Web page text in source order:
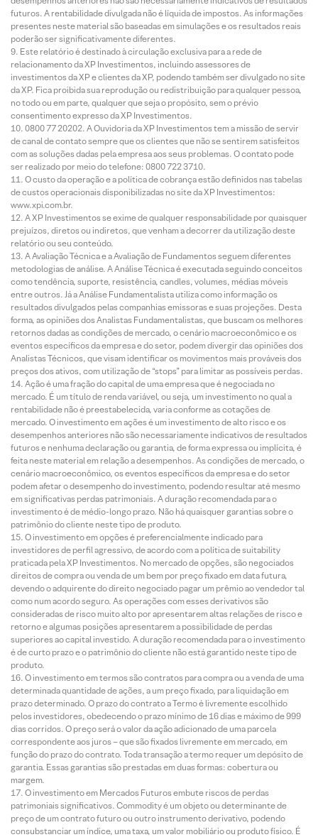
futuros. A rentabilidade divulgada não é líquida de impostos. As informações
presentes neste material são baseadas em simulações e os resultados reais
poderão ser significativamente diferentes.
Este relatório é destinado à circulação exclusiva para a rede de
relacionamento da XP Investimentos, incluindo assessores de
investimentos da XP e clientes da XP, podendo também ser divulgado no site
da XP. Fica proibida sua reprodução ou redistribuição para qualquer pessoa,
no todo ou em parte, qualquer que seja o propósito, sem o prévio
consentimento expresso da XP Investimentos.
0800 77 20202. A Ouvidoria da XP Investimentos tem a missão de servir
de canal de contato sempre que os clientes que não se sentirem satisfeitos
com as soluções dadas pela empresa aos seus problemas. O contato pode
ser realizado por meio do telefone: 0800 722 3710.
O custo da operação e a política de cobrança estão definidos nas tabelas
de custos operacionais disponibilizadas no site da XP Investimentos:
www.xpi.com.br.
A XP Investimentos se exime de qualquer responsabilidade por quaisquer
prejuízos, diretos ou indiretos, que venham a decorrer da utilização deste
relatório ou seu conteúdo.
A Avaliação Técnica e a Avaliação de Fundamentos seguem diferentes
metodologias de análise. A Análise Técnica é executada seguindo conceitos
como tendência, suporte, resistência, candles, volumes, médias móveis
entre outros. Já a Análise Fundamentalista utiliza como informação os
resultados divulgados pelas companhias emissoras e suas projeções. Desta
forma, as opiniões dos Analistas Fundamentalistas, que buscam os melhores
retornos dadas as condições de mercado, o cenário macroeconômico e os
eventos específicos da empresa e do setor, podem divergir das opiniões dos
Analistas Técnicos, que visam identificar os movimentos mais prováveis dos
preços dos ativos, com utilização de “stops” para limitar as possíveis perdas.
Ação é uma fração do capital de uma empresa que é negociada no
mercado. É um título de renda variável, ou seja, um investimento no qual a
rentabilidade não é preestabelecida, varia conforme as cotações de
mercado. O investimento em ações é um investimento de alto risco e os
desempenhos anteriores não são necessariamente indicativos de resultados
futuros e nenhuma declaração ou garantia, de forma expressa ou implícita, é
feita neste material em relação a desempenhos. As condições de mercado, o
cenário macroeconômico, os eventos específicos da empresa e do setor
podem afetar o desempenho do investimento, podendo resultar até mesmo
em significativas perdas patrimoniais. A duração recomendada para o
investimento é de médio-longo prazo. Não há quaisquer garantias sobre o
patrimônio do cliente neste tipo de produto.
O investimento em opções é preferencialmente indicado para
investidores de perfil agressivo, de acordo com a política de suitability
praticada pela XP Investimentos. No mercado de opções, são negociados
direitos de compra ou venda de um bem por preço fixado em data futura,
devendo o adquirente do direito negociado pagar um prêmio ao vendedor tal
como num acordo seguro. As operações com esses derivativos são
consideradas de risco muito alto por apresentarem altas relações de risco e
retorno e algumas posições apresentarem a possibilidade de perdas
superiores ao capital investido. A duração recomendada para o investimento
é de curto prazo e o patrimônio do cliente não está garantido neste tipo de
produto.
O investimento em termos são contratos para compra ou a venda de uma
determinada quantidade de ações, a um preço fixado, para liquidação em
prazo determinado. O prazo do contrato a Termo é livremente escolhido
pelos investidores, obedecendo o prazo mínimo de 16 dias e máximo de 999
dias corridos. O preço será o valor da ação adicionado de uma parcela
correspondente aos juros – que são fixados livremente em mercado, em
função do prazo do contrato. Toda transação a termo requer um depósito de
garantia. Essas garantias são prestadas em duas formas: cobertura ou
margem.
O investimento em Mercados Futuros embute riscos de perdas
patrimoniais significativos. Commodity é um objeto ou determinante de
preço de um contrato futuro ou outro instrumento derivativo, podendo
consubstanciar um índice, uma taxa, um valor mobiliário ou produto físico. É